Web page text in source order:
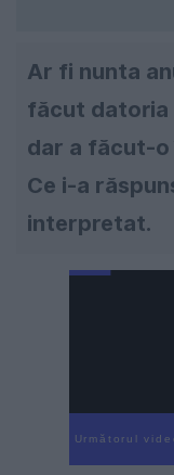
Ar fi nunta
făcut datoria
dar a făcut-o
Ce i-a
interpretat.
Următorul